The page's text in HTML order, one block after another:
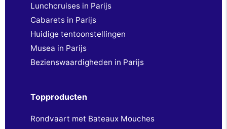
Lunchcruises in Parijs
Cabarets in Parijs
Huidige tentoonstellingen
Musea in Parijs
Bezienswaardigheden in Parijs
Topproducten
Rondvaart met Bateaux Mouches